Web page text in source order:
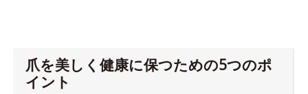
爪を美しく健康に保つための5つのポ
イント